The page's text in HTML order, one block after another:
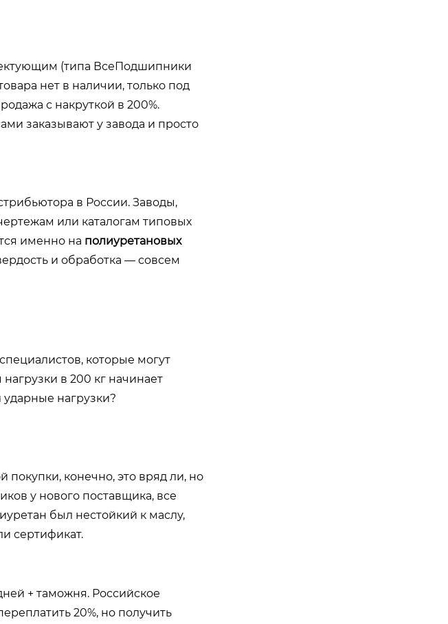
(типа ВсеПодшипники
нет в наличии, только под
с накруткой в 200%.
заказывают у завода и просто
в России. Заводы,
или каталогам типовых
именно на полиуретановых
и обработка — совсем
которые могут
в 200 кг начинает
нагрузки?
конечно, это вряд ли, но
у нового поставщика, все
был нестойкий к маслу,
сертификат.
+ таможня. Российское
20%, но получить